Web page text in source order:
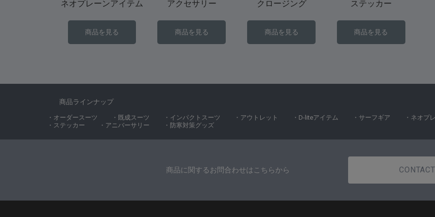
ネオプレーンアイテム
商品を見る
アクセサリー
商品を見る
クロージング
商品を見る
ステッカー
商品を見る
商品ラインナップ
・オーダースーツ ・既成スーツ ・インパクトスーツ ・アウトレット ・D-liteアイテム ・サーフギア ・ネオプ
・ステッカー
・アニバーサリー ・防寒対策グッズ
商品に関するお問合わせはこちらから CONTACT